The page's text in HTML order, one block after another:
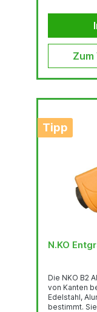
Tipp
N.KO
Die NKO B2
von Kanten
Edelstahl,
bestimmt.